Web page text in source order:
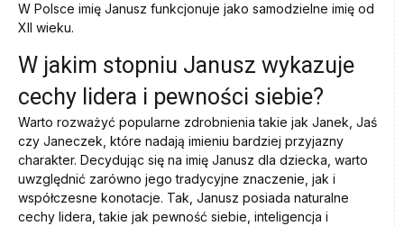
W Polsce imię Janusz funkcjonuje jako samodzielne imię od
XII wieku.
W jakim stopniu Janusz wykazuje
cechy lidera i pewności siebie?
Warto rozważyć popularne zdrobnienia takie jak Janek, Jaś
czy Janeczek, które nadają imieniu bardziej przyjazny
charakter. Decydując się na imię Janusz dla dziecka, warto
uwzględnić zarówno jego tradycyjne znaczenie, jak i
współczesne konotacje. Tak, Janusz posiada naturalne
cechy lidera, takie jak pewność siebie, inteligencja i